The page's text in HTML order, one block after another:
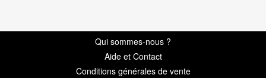
Qui sommes-nous ?
Aide et Contact
Conditions générales de vente